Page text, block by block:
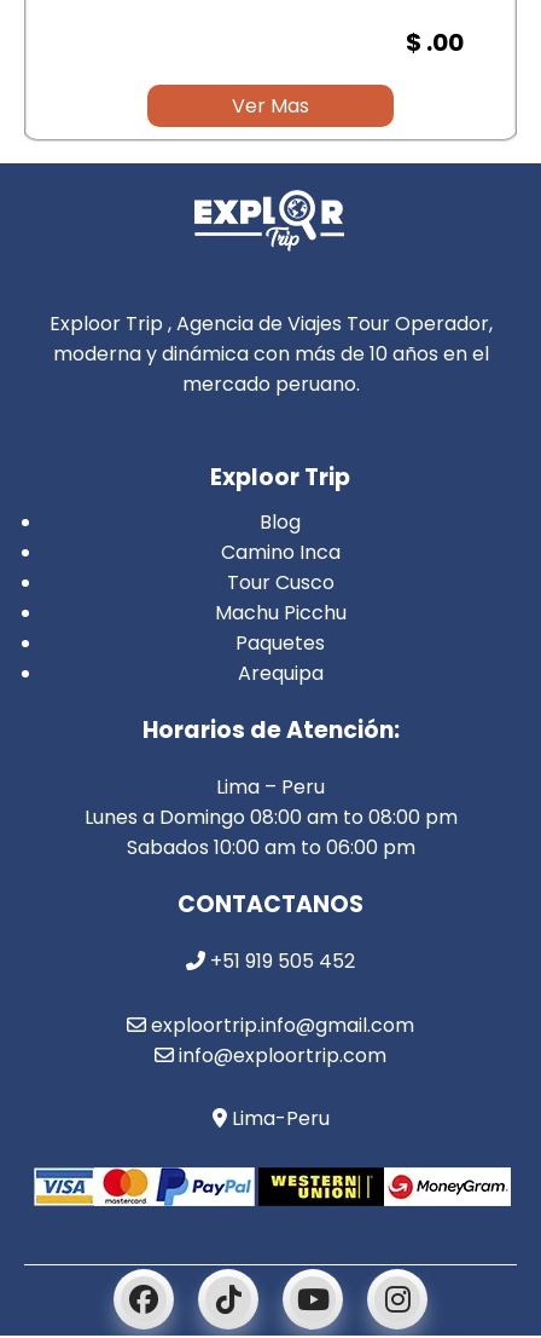
$ .00
Ver Mas
Exploor Trip , Agencia de Viajes Tour Operador,
moderna y dinámica con más de 10 años en el
mercado peruano.
Exploor Trip
Blog
Camino Inca
Tour Cusco
Machu Picchu
Paquetes
Arequipa
Horarios de Atención:
Lima – Peru
Lunes a Domingo 08:00 am to 08:00 pm
Sabados 10:00 am to 06:00 pm
CONTACTANOS
+51 919 505 452
exploortrip.info@gmail.com
info@exploortrip.com
Lima-Peru